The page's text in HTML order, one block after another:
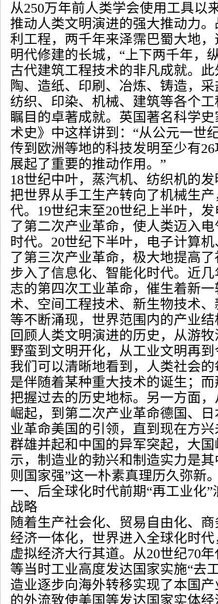
从250万年前人类学会使用工具以
推动人类文明演进的强大推动力
利工程，两千年来泽霈巴蜀大地
明代修建的长城， “ 上下两千年，
古代建筑工程技术的非凡成就。
陶、造纸、印刷、冶炼、铸造，
纺织、印染、机械、建筑等各个
瞩目的卓著成就。英国著名科学
术史》中这样讲到： “从公元一世
传到欧洲等地的科技发明至少有26
展起了重要的推动作用。 ”
18世纪中叶，蒸汽机、纺织机的
把世界从手工生产转向了机械生
代。 19世纪末至20世纪上半叶，
了第二次产业革命，使人类迈入
时代。 20世纪下半叶，电子计算
了第三次产业革命，极大地提高
步入了信息化、智能化时代。近
志的第四次工业革命，催生着新
术、空间工程技术、新生物技术
等不断涌现，世界范围内的产业
回顾人类文明演进的历史，从游
野蛮到文明开化，从工业文明再
我们可以清晰地看到，人类社会
是伴随着某种重大技术的诞生；
把握过去的历史地标。另一方面
崛起，到第二次产业革命德国、
业革命美国的引领，直到现在方
群雄并起和中国的异军突起，大
示，制造业的勃兴和制造实力是
则国家强”这一朴素真理历久弥新
一、后全球化时代前期“再工业化”
战略
随着生产社会化、贸易自由化、
经济一体化，世界进入全球化时
虚拟经济大行其道。从20世纪70年
等当时工业高度发达国家实施“去
造业逐步向海外转移实现了本国
的外流致使美国等发达国家实体经